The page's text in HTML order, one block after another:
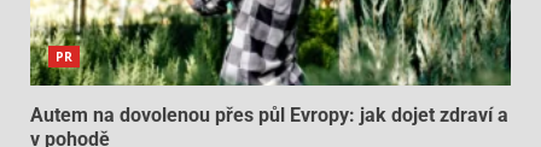
PR
Autem na dovolenou přes půl Evropy: jak dojet zdraví a
v pohodě